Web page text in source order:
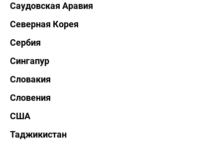
Саудовская Аравия
Северная Корея
Сербия
Сингапур
Словакия
Словения
США
Таджикистан